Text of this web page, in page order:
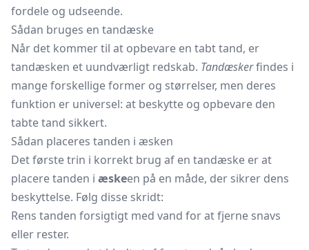
fordele og udseende.
Sådan bruges en tandæske
Når det kommer til at opbevare en tabt tand, er
tandæsken et uundværligt redskab. Tandæskerfindes i
mange forskellige former og størrelser, men deres
funktion er universel: at beskytte og opbevare den
tabte tand sikkert.
Sådan placeres tanden i æsken
Det første trin i korrekt brug af en tandæske er at
placere tanden i æskeen på en måde, der sikrer dens
beskyttelse. Følg disse skridt:
Rens tanden forsigtigt med vand for at fjerne snavs
eller rester.